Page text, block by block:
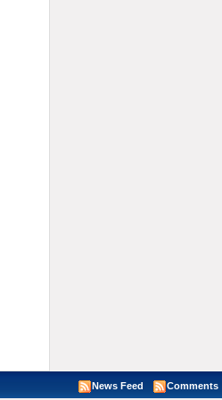
News Feed Comments